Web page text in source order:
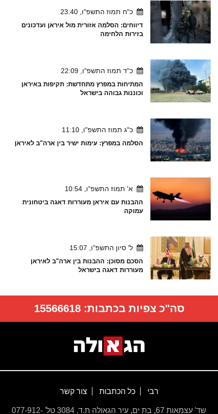
כ"ח תמוז התשפ"ו, 23:40
דיווחים: הסלמה אזורית מול איראן ועדכונים
בזירות הלחימה
כ"ד תמוז התשפ"ו, 22:09
המתיחות במפרץ מתחדשת: תקיפות באיראן
וכוננות גבוהה בישראל
כ"ג תמוז התשפ"ו, 11:10
הסלמה במפרץ: עימות ישיר בין ארה"ב לאיראן
א' תמוז התשפ"ו, 10:54
ההבנות עם איראן מעוררות דאגה ביטחונית
עמוקה
ל' סיון התשפ"ו, 15:07
הסכם מסוכן: ההבנות בין ארה"ב לאיראן
מעוררות דאגה בישראל
סה"כ צפיות בכתבות:15566618
רבי כל הכתבות צור קשר
שד' עצמאות 67, בת ים, עיר הגאולה ת.ד. 3084 טל' 077-912-